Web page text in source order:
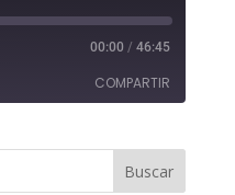
00:00 / 46:45
COMPARTIR